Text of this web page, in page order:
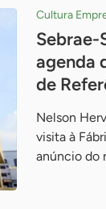
Cultura
Sebrae-
agenda
de
Nelson
visita à
anúncio do